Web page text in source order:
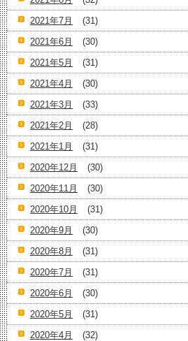
2021年7月
(31)
2021年6月
(30)
2021年5月
(31)
2021年4月
(30)
2021年3月
(33)
2021年2月
(28)
2021年1月
(31)
2020年12月
(30)
2020年11月
(30)
2020年10月
(31)
2020年9月
(30)
2020年8月
(31)
2020年7月
(31)
2020年6月
(30)
2020年5月
(31)
2020年4月
(32)